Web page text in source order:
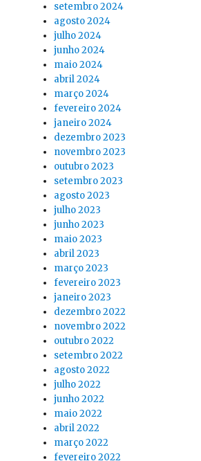
setembro 2024
agosto 2024
julho 2024
junho 2024
maio 2024
abril 2024
março 2024
fevereiro 2024
janeiro 2024
dezembro 2023
novembro 2023
outubro 2023
setembro 2023
agosto 2023
julho 2023
junho 2023
maio 2023
abril 2023
março 2023
fevereiro 2023
janeiro 2023
dezembro 2022
novembro 2022
outubro 2022
setembro 2022
agosto 2022
julho 2022
junho 2022
maio 2022
abril 2022
março 2022
fevereiro 2022